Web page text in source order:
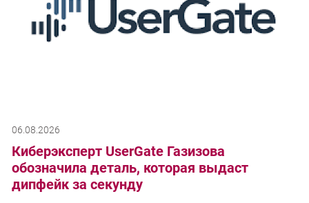
06.08.2026
Киберэксперт UserGate Газизова
обозначила деталь, которая выдаст
дипфейк за секунду